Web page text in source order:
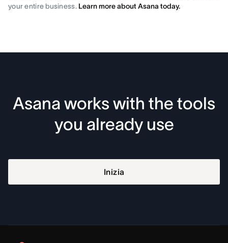
your entire business. Learn more about Asana today.
Asana works with the tools
you already use
Inizia